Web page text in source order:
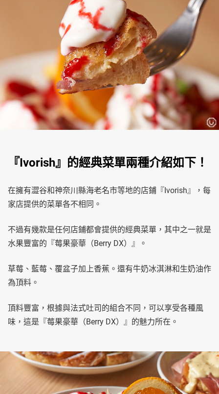
『Ivorish』的經典菜單兩種介紹如下！
在擁有澀谷和神奈川縣海老名市等地的店鋪『Ivorish』，每
家店提供的菜單各不相同。
不過有幾款是任何店鋪都會提供的經典菜單，其中之一就是
水果豐富的『莓果豪華（Berry DX）』。
草莓、藍莓、覆盆子加上香蕉。還有牛奶冰淇淋和生奶油作
為頂料。
頂料豐富，根據與法式吐司的組合不同，可以享受各種風
味，這是『莓果豪華（Berry DX）』的魅力所在。